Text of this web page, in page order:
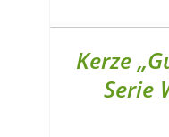
Kerze
Serie